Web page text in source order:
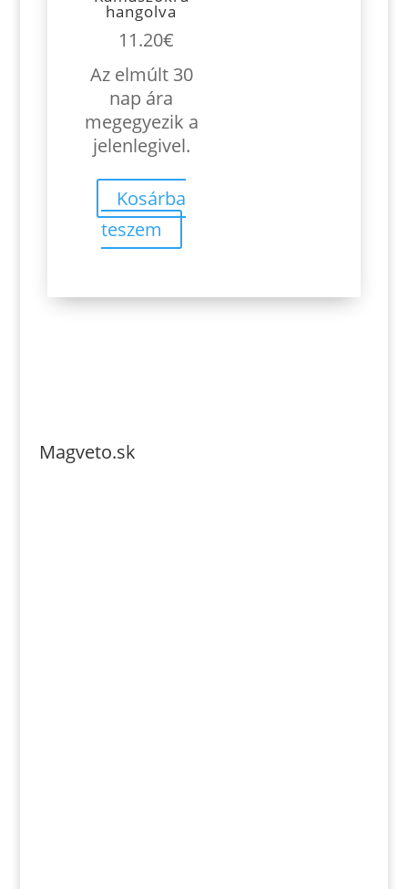
hangolva
11.20€
Az elmúlt 30
nap ára
megegyezik a
jelenlegivel.
Kosárba
teszem
Magveto.sk